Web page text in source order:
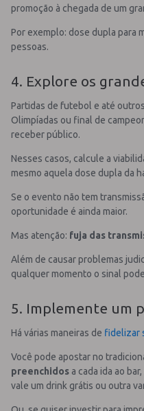
promoção à chegada de um
Por exemplo: dose dupla para
pessoas.
4. Explore os
Partidas de futebol e até
Olimpíadas ou final de
receber público.
Nesses casos, calcule a
mesmo aquela dose dupla da
Se o evento não tem
oportunidade é ainda maior.
Mas atenção: fuja das
Além de causar problemas
qualquer momento o sinal
5. Implemente um
Há várias maneiras de fidelizar
Você pode apostar no
preenchidos a cada ida ao
vale um drink grátis ou outra